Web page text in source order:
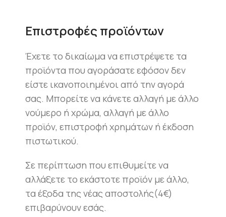
Επιστροφές προϊόντων
Έχετε το δικαίωμα να επιστρέψετε τα
προϊόντα που αγοράσατε εφόσον δεν
είστε ικανοποιημένοι από την αγορά
σας. Μπορείτε να κάνετε αλλαγή με άλλο
νούμερο ή χρώμα, αλλαγή με άλλο
προϊόν, επιστροφή χρημάτων ή έκδοση
πιστωτικού.
Σε περίπτωση που επιθυμείτε να
αλλάξετε το εκάστοτε προϊόν με άλλο,
τα έξοδα της νέας αποστολής(4€)
επιβαρύνουν εσάς.